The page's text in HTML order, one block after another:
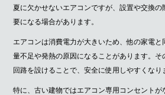
夏に欠かせないエアコンですが、設置や交換
要になる場合があります。
エアコンは消費電力が大きいため、他の家電
量不足や発熱の原因になることがあります。そ
回路を設けることで、安全に使用しやすくなり
特に、古い建物ではエアコン専用コンセントが